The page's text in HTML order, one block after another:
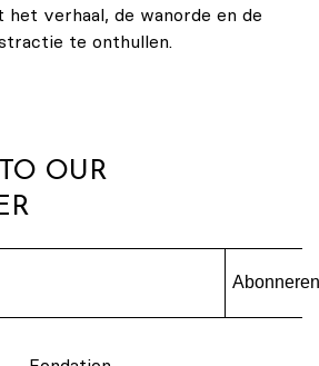
het verhaal, de wanorde en de
te onthullen.
OUR